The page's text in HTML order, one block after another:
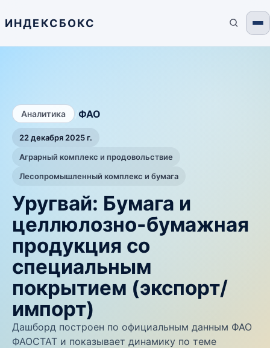
ИНДЕКСБОКС
Аналитика ФАО
22 декабря 2025 г.
Аграрный комплекс и продовольствие
Лесопромышленный комплекс и бумага
Уругвай: Бумага и
целлюлозно-бумажная
продукция со
специальным
покрытием (экспорт/
импорт)
Дашборд построен по официальным данным ФАО
ФАОСТАТ и показывает динамику по теме